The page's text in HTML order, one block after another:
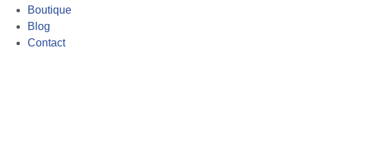
Boutique
Blog
Contact